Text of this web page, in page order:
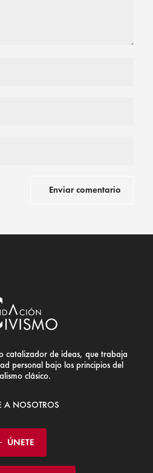
catalizador de ideas, que trabaja
personal bajo los principios del
clásico.
A NOSOTROS
ÚNETE